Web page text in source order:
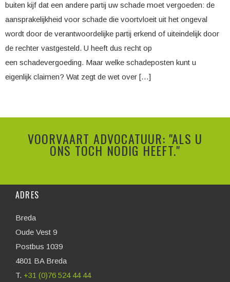
buiten kijf dat een andere partij uw schade moet vergoeden: de
aansprakelijkheid voor schade die voortvloeit uit het ongeval
wordt door de verantwoordelijke partij erkend of uiteindelijk door
de rechter vastgesteld. U heeft dus recht op
een schadevergoeding. Maar welke schadeposten kunt u
eigenlijk claimen? Wat zegt de wet over […]
VOORVAART ADVOCATUUR: "ALS U
ONS TOCH NODIG HEEFT."
ADRES
Breda
Oude Vest 9
Postbus 1039
4801 BA Breda
T. +31 (0)76 524 44 44